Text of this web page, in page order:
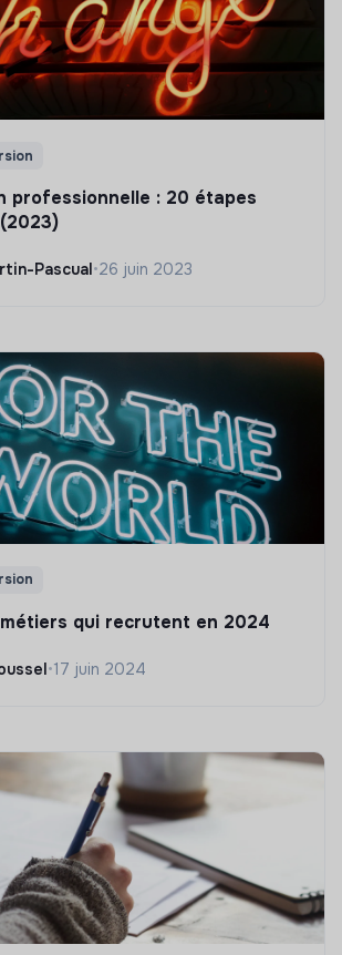
professionnelle : 20 étapes
Pascual •26 juin 2023
qui recrutent en 2024
•17 juin 2024